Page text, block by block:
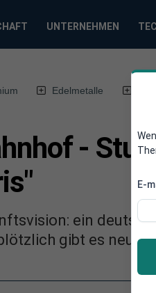
UNTERNEHMEN
Edelmetalle
-
ein
gibt es neue
E-